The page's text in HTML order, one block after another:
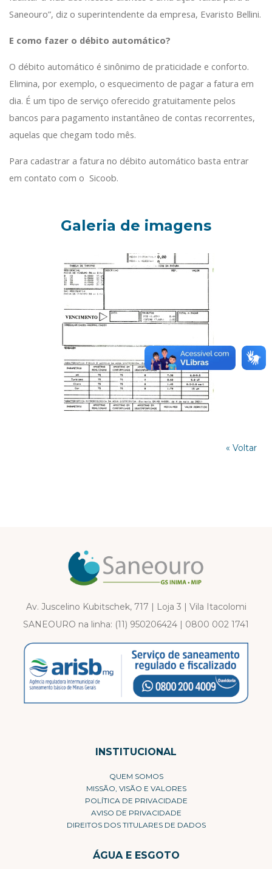
Saneouro”, diz o superintendente da empresa, Evaristo Bellini.
E como fazer o débito automático?
O débito automático é sinônimo de praticidade e conforto.
Elimina, por exemplo, o esquecimento de pagar a fatura em
dia. É um tipo de serviço oferecido gratuitamente pelos
bancos para pagamento instantâneo de contas recorrentes,
aquelas que chegam todo mês.
Para cadastrar a fatura no débito automático basta entrar
em contato com o Sicoob.
Galeria de imagens
« Voltar
Av. Juscelino Kubitschek, 717 | Loja 3 | Vila Itacolomi
SANEOURO na linha: (11) 950206424 | 0800 002 1741
INSTITUCIONAL
QUEM SOMOS
MISSÃO, VISÃO E VALORES
POLÍTICA DE PRIVACIDADE
AVISO DE PRIVACIDADE
DIREITOS DOS TITULARES DE DADOS
ÁGUA E ESGOTO